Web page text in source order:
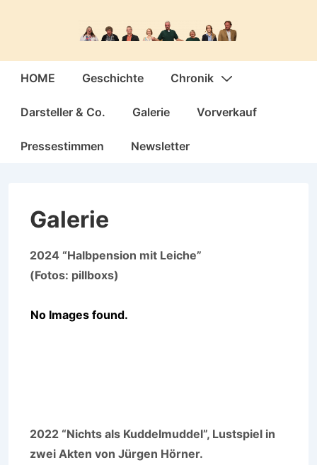
Hauptnavigation
HOME Geschichte Chronik
Darsteller & Co. Galerie Vorverkauf
Pressestimmen Newsletter
Galerie
2024 “Halbpension mit Leiche”
(Fotos: pillboxs)
No Images found.
2022 “Nichts als Kuddelmuddel”, Lustspiel in
zwei Akten von Jürgen Hörner.